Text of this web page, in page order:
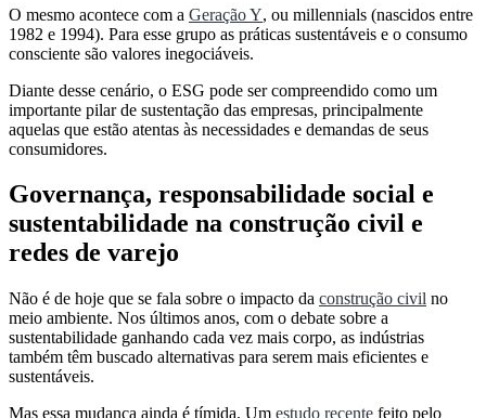
O mesmo acontece com a Geração Y, ou millennials (nascidos entre
1982 e 1994). Para esse grupo as práticas sustentáveis e o consumo
consciente são valores inegociáveis.
Diante desse cenário, o ESG pode ser compreendido como um
importante pilar de sustentação das empresas, principalmente
aquelas que estão atentas às necessidades e demandas de seus
consumidores.
Governança, responsabilidade social e
sustentabilidade na construção civil e
redes de varejo
Não é de hoje que se fala sobre o impacto da construção civil no
meio ambiente. Nos últimos anos, com o debate sobre a
sustentabilidade ganhando cada vez mais corpo, as indústrias
também têm buscado alternativas para serem mais eficientes e
sustentáveis.
Mas essa mudança ainda é tímida. Um estudo recente feito pelo